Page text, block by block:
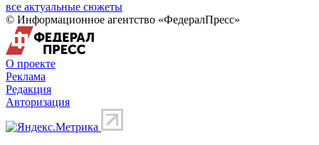
все актуальные сюжеты
© Информационное агентство «ФедералПресс»
О проекте
Реклама
Редакция
Авторизация